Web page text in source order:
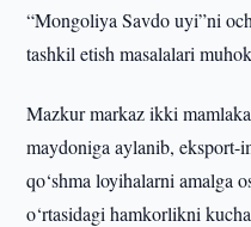
“Mongoliya Savdo uyi”ni
tashkil etish masalalari
Mazkur markaz ikki
maydoniga aylanib, eksport-
qo‘shma loyihalarni amalga
o‘rtasidagi hamkorlikni